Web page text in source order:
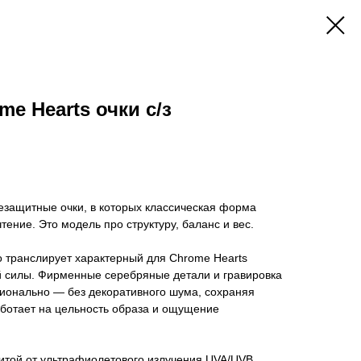
Hearts очки с/з
очки, в которых классическая форма
Это модель про структуру, баланс и вес.
транслирует характерный для Chrome Hearts
силы. Фирменные серебряные детали и гравировка
— без декоративного шума, сохраняя
на цельность образа и ощущение